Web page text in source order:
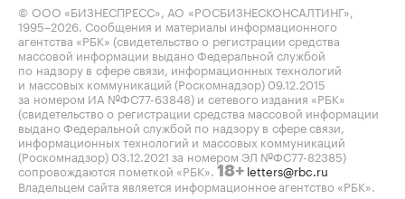
© ООО «БИЗНЕСПРЕСС», АО «РОСБИЗНЕСКОНСАЛТИНГ»,
1995–2026 . Сообщения и материалы информационного
агентства «РБК» (свидетельство о регистрации средства
массовой информации выдано Федеральной службой
по надзору в сфере связи, информационных технологий
и массовых коммуникаций (Роскомнадзор) 09.12.2015
за номером ИА №ФС77-63848) и сетевого издания «РБК»
(свидетельство о регистрации средства массовой информации
выдано Федеральной службой по надзору в сфере связи,
информационных технологий и массовых коммуникаций
(Роскомнадзор) 03.12.2021 за номером ЭЛ №ФС77-82385)
сопровождаются пометкой «РБК». 18+ letters@rbc.ru
Владельцем сайта является информационное агентство «РБК».